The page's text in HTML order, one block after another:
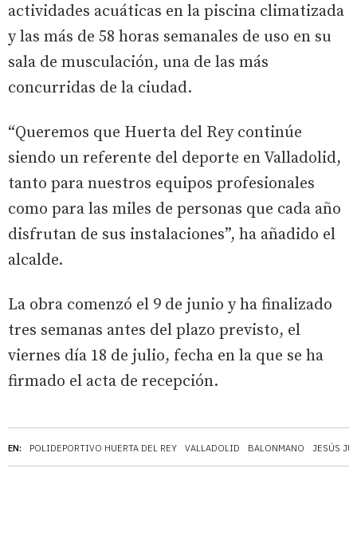
EN: POLIDEPORTIVO HUERTA DEL REY VALLADOLID BALONMANO JESÚS
actividades acuáticas en la piscina climatizada
y las más de 58 horas semanales de uso en su
sala de musculación, una de las más
concurridas de la ciudad.
“Queremos que Huerta del Rey continúe
siendo un referente del deporte en Valladolid,
tanto para nuestros equipos profesionales
como para las miles de personas que cada año
disfrutan de sus instalaciones”, ha añadido el
alcalde.
La obra comenzó el 9 de junio y ha finalizado
tres semanas antes del plazo previsto, el
viernes día 18 de julio, fecha en la que se ha
firmado el acta de recepción.